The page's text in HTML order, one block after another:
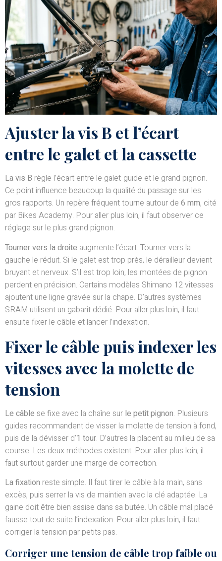
Ajuster la vis B et l’écart
entre le galet et la cassette
La vis B règle l’écart entre le galet-guide et le grand pignon.
Ce point influence beaucoup la qualité du passage sur les
gros rapports. Un repère fréquent tourne autour de 6 mm, cité
par Bikes Academy. Pour aller plus loin, il faut observer ce
réglage sur le plus grand pignon.
Tourner vers la droite augmente l’écart. Tourner vers la
gauche le réduit. Si le galet est trop près, le dérailleur devient
bruyant et nerveux. S’il est trop loin, les montées de pignon
perdent en précision. Certains modèles Shimano 12 vitesses
ajoutent une ligne gravée sur la chape. D’autres systèmes
SRAM utilisent un gabarit dédié. Pour aller plus loin, il faut
ensuite fixer le câble et lancer l’indexation.
Fixer le câble puis indexer les
vitesses avec la molette de
tension
Le câble se fixe avec la chaîne sur le petit pignon. Plusieurs
guides recommandent de visser la molette de tension à fond,
puis de la dévisser d’1 tour. D’autres la placent au milieu de sa
course. Les deux méthodes existent. Pour aller plus loin, il
faut surtout garder une marge de correction.
La fixation reste simple. Il faut tirer le câble à la main, sans
excès, puis serrer la vis de maintien avec la clé adaptée. La
gaine doit être bien assise dans sa butée. Un câble mal placé
fausse tout de suite l’indexation. Pour aller plus loin, il faut
corriger la tension par petits pas.
Corriger une tension de câble trop faible ou